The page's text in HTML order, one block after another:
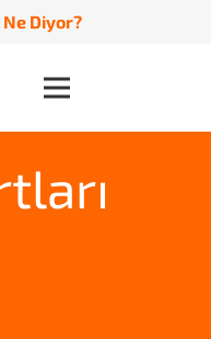
Diyor?